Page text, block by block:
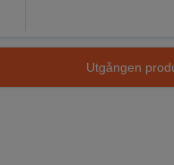
Utgången